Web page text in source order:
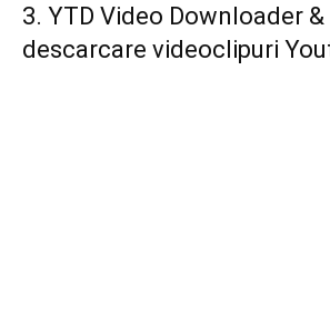
3. YTD Video Downloader
descarcare videoclipuri